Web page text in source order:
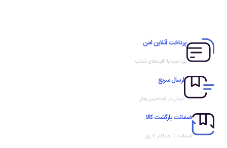
پرداخت آنلاین امن
پرداخت با کارت‌های شتاب
ارسال سریع
ارسال در کوتاه‌ترین زمان
ضمانت بازگشت کالا
ضمانت تا حداکثر ۷ روز